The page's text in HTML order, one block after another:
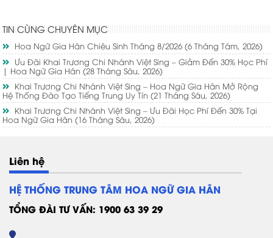
TIN CÙNG CHUYÊN MỤC
Hoa Ngữ Gia Hân Chiêu Sinh Tháng 8/2026(6 Tháng Tám, 2026)
Ưu Đãi Khai Trương Chi Nhánh Việt Sing – Giảm Đến 30% Học Phí
| Hoa Ngữ Gia Hân(28 Tháng Sáu, 2026)
Khai Trương Chi Nhánh Việt Sing – Hoa Ngữ Gia Hân Mở Rộng
Hệ Thống Đào Tạo Tiếng Trung Uy Tín(21 Tháng Sáu, 2026)
Khai Trương Chi Nhánh Việt Sing – Ưu Đãi Học Phí Đến 30% Tại
Hoa Ngữ Gia Hân(16 Tháng Sáu, 2026)
Liên hệ
HỆ THỐNG TRUNG TÂM HOA NGỮ GIA HÂN
TỔNG ĐÀI TƯ VẤN: 1900 63 39 29